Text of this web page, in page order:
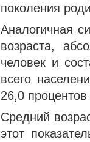
поколения
Аналогичная
возраста,
человек и
всего
26,0
Средний
этот